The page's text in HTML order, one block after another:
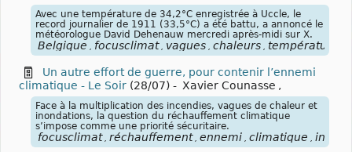
Avec une température de 34,2°C enregistrée à Uccle, le
record journalier de 1911 (33,5°C) a été battu, a annoncé le
météorologue David Dehenauw mercredi après-midi sur X.
Belgique , focusclimat , vagues , chaleurs , températures
Un autre effort de guerre, pour contenir l’ennemi
climatique - Le Soir (28/07) - Xavier Counasse ,
Face à la multiplication des incendies, vagues de chaleur et
inondations, la question du réchauffement climatique
s’impose comme une priorité sécuritaire.
focusclimat , réchauffement , ennemi , climatique ,